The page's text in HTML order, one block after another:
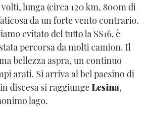
lunga (circa 120 km, 800m di
da un forte vento contrario.
evitato del tutto la SS16, è
percorsa da molti camion. Il
bellezza aspra, un continuo
arati. Si arriva al bel paesino di
discesa si raggiungeLesina,
lago.